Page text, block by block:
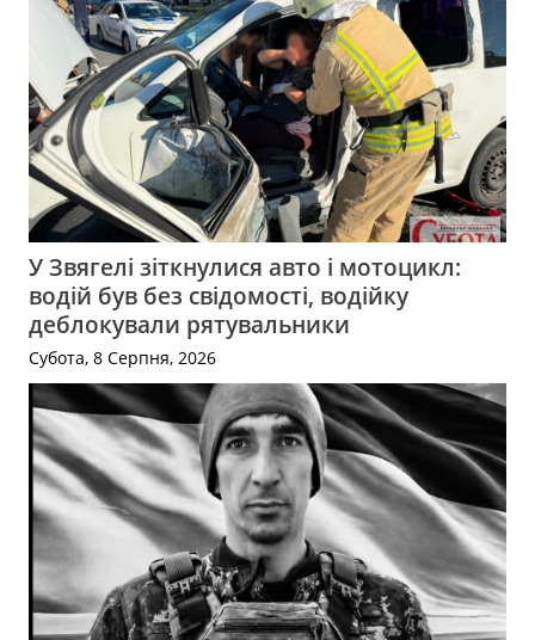
У Звягелі зіткнулися авто і мотоцикл:
водій був без свідомості, водійку
деблокували рятувальники
Субота, 8 Серпня, 2026